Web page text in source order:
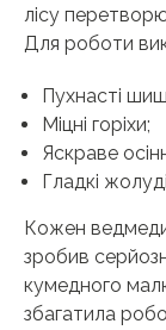
лісу
Для роботи
Пухнасті
Міцні горіхи;
Яскраве
Гладкі
Кожен
зробив
кумедного
збагатила